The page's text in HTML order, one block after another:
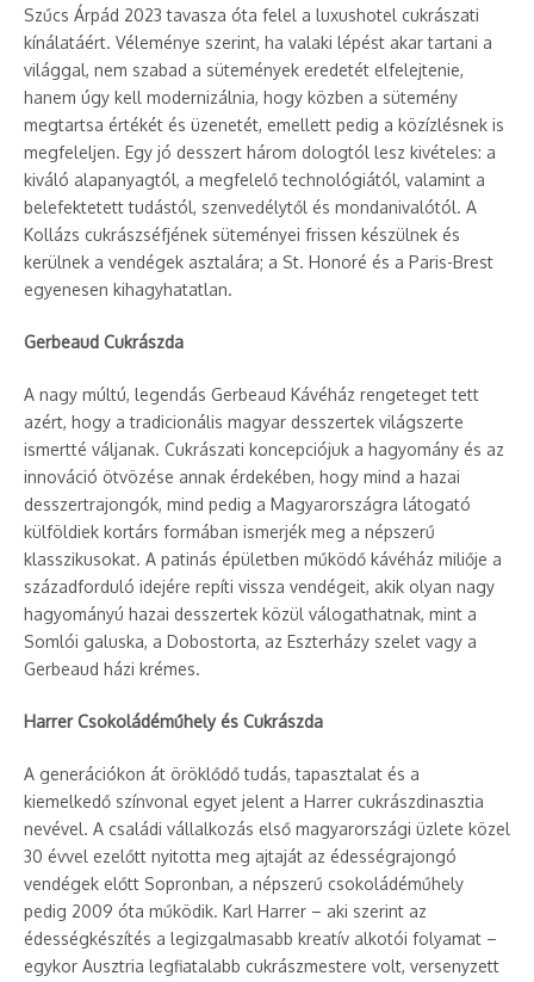
Szűcs Árpád 2023 tavasza óta felel a luxushotel cukrászati
kínálatáért. Véleménye szerint, ha valaki lépést akar tartani a
világgal, nem szabad a sütemények eredetét elfelejtenie,
hanem úgy kell modernizálnia, hogy közben a sütemény
megtartsa értékét és üzenetét, emellett pedig a közízlésnek is
megfeleljen. Egy jó desszert három dologtól lesz kivételes: a
kiváló alapanyagtól, a megfelelő technológiától, valamint a
belefektetett tudástól, szenvedélytől és mondanivalótól. A
Kollázs cukrászséfjének süteményei frissen készülnek és
kerülnek a vendégek asztalára; a St. Honoré és a Paris-Brest
egyenesen kihagyhatatlan.
Gerbeaud Cukrászda
A nagy múltú, legendás Gerbeaud Kávéház rengeteget tett
azért, hogy a tradicionális magyar desszertek világszerte
ismertté váljanak. Cukrászati koncepciójuk a hagyomány és az
innováció ötvözése annak érdekében, hogy mind a hazai
desszertrajongók, mind pedig a Magyarországra látogató
külföldiek kortárs formában ismerjék meg a népszerű
klasszikusokat. A patinás épületben működő kávéház miliője a
századforduló idejére repíti vissza vendégeit, akik olyan nagy
hagyományú hazai desszertek közül válogathatnak, mint a
Somlói galuska, a Dobostorta, az Eszterházy szelet vagy a
Gerbeaud házi krémes.
Harrer Csokoládéműhely és Cukrászda
A generációkon át öröklődő tudás, tapasztalat és a
kiemelkedő színvonal egyet jelent a Harrer cukrászdinasztia
nevével. A családi vállalkozás első magyarországi üzlete közel
30 évvel ezelőtt nyitotta meg ajtaját az édességrajongó
vendégek előtt Sopronban, a népszerű csokoládéműhely
pedig 2009 óta működik. Karl Harrer – aki szerint az
édességkészítés a legizgalmasabb kreatív alkotói folyamat –
egykor Ausztria legfiatalabb cukrászmestere volt, versenyzett